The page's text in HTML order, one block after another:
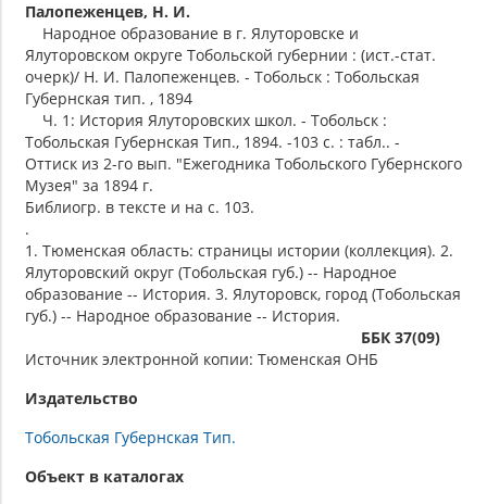
Палопеженцев, Н. И.
Народное образование в г. Ялуторовске и
Ялуторовском округе Тобольской губернии : (ист.-стат.
очерк)/ Н. И. Палопеженцев. - Тобольск : Тобольская
Губернская тип. , 1894
Ч. 1: История Ялуторовских школ. - Тобольск :
Тобольская Губернская Тип., 1894. -103 с. : табл.. -
Оттиск из 2-го вып. "Ежегодника Тобольского Губернского
Музея" за 1894 г.
Библиогр. в тексте и на с. 103.
.
1. Тюменская область: страницы истории (коллекция). 2.
Ялуторовский округ (Тобольская губ.) -- Народное
образование -- История. 3. Ялуторовск, город (Тобольская
губ.) -- Народное образование -- История.
ББК 37(09)
Источник электронной копии: Тюменская ОНБ
Издательство
Тобольская Губернская Тип.
Объект в каталогах